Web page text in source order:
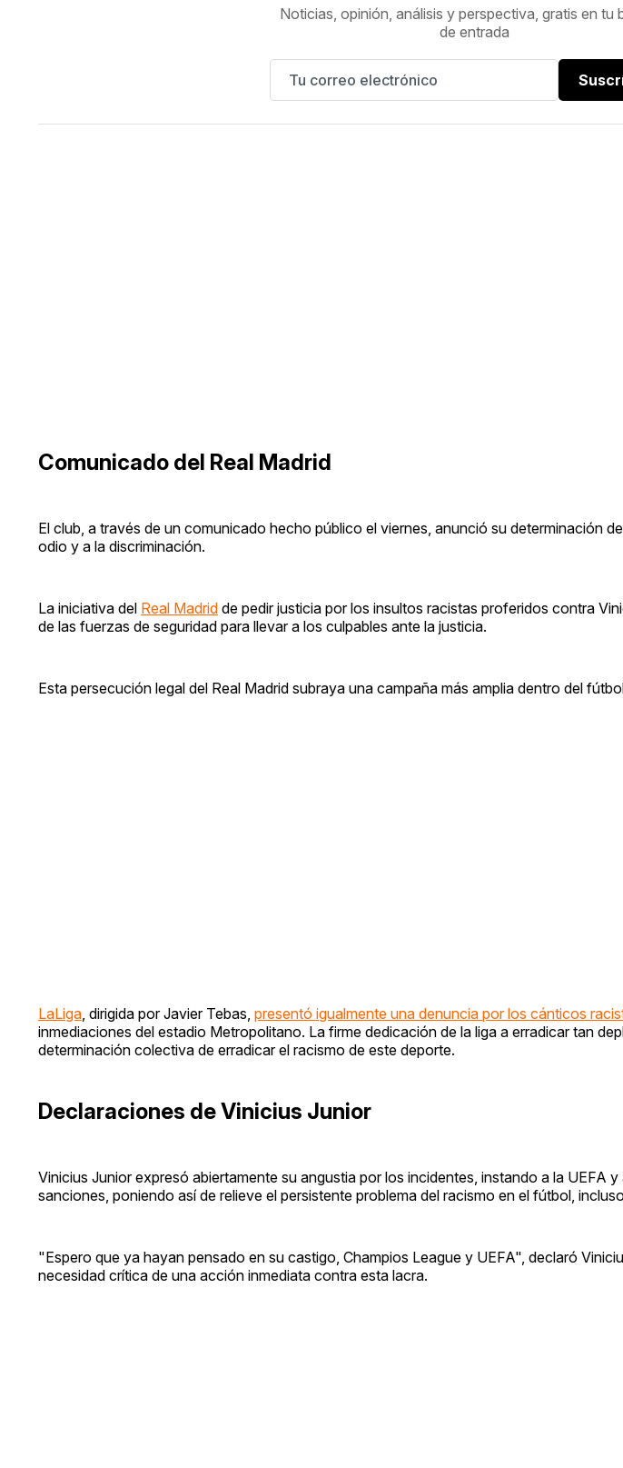
Noticias, opinión, análisis y perspectiva, gratis en tu
de entrada
Comunicado del Real Madrid
El club, a través de un comunicado hecho público el viernes, anunció su determinación
odio y a la discriminación.
La iniciativa del Real Madrid de pedir justicia por los insultos racistas proferidos contra
de las fuerzas de seguridad para llevar a los culpables ante la justicia.
Esta persecución legal del Real Madrid subraya una campaña más amplia dentro del
LaLiga , dirigida por Javier Tebas, presentó igualmente una denuncia por los cánticos
inmediaciones del estadio Metropolitano. La firme dedicación de la liga a erradicar tan
determinación colectiva de erradicar el racismo de este deporte.
Declaraciones de Vinicius Junior
Vinicius Junior expresó abiertamente su angustia por los incidentes, instando a la UEFA y
sanciones, poniendo así de relieve el persistente problema del racismo en el fútbol,
"Espero que ya hayan pensado en su castigo, Champios League y UEFA", declaró
necesidad crítica de una acción inmediata contra esta lacra.